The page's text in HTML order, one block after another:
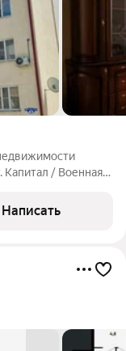
Капитал / Военная
отопление, новый
Написать